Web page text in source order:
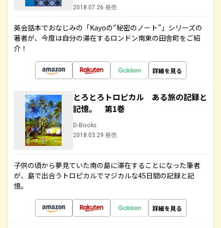
2018.07.26 発売
英会話本でおなじみの「Kayoの“秘密のノート”」シリーズの
著者が、今度は自分の滞在するロンドン南東の田舎町をご紹
介！
詳細を見る
とろとろトロピカル ある旅の記録と
記憶。 第1巻
D-Books
2018.03.29 発売
子供の頃から夢見ていた南の島に滞在することになった筆者
が、島で出合うトロピカルでマジカルな45日間の記録と記
憶。
詳細を見る